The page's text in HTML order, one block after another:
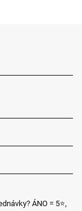
ÁNO = 5⭐,